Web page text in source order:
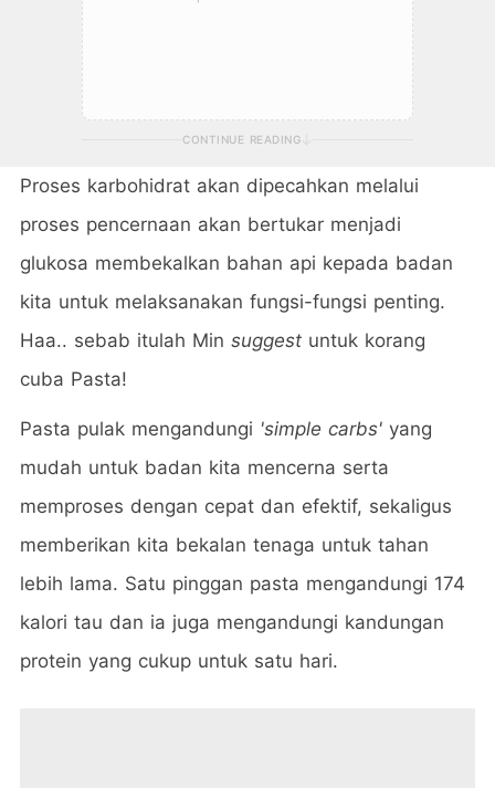
CONTINUE READING
Proses karbohidrat akan dipecahkan melalui
proses pencernaan akan bertukar menjadi
glukosa membekalkan bahan api kepada badan
kita untuk melaksanakan fungsi-fungsi penting.
Haa.. sebab itulah Min suggest untuk korang
cuba Pasta!
Pasta pulak mengandungi 'simple carbs' yang
mudah untuk badan kita mencerna serta
memproses dengan cepat dan efektif, sekaligus
memberikan kita bekalan tenaga untuk tahan
lebih lama. Satu pinggan pasta mengandungi 174
kalori tau dan ia juga mengandungi kandungan
protein yang cukup untuk satu hari.